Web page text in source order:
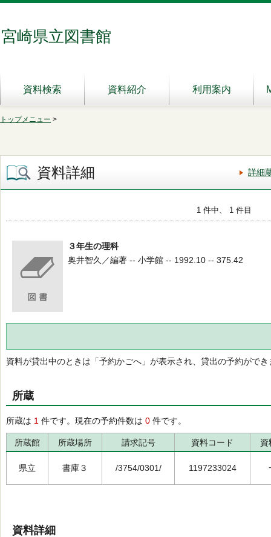
宮崎県立図書館
資料検索 資料紹介 利用案内
トップメニュー >
資料詳細 詳細
1 件中、 1 件目
３年生の理科
奥井智久／編著 -- 小学館 -- 1992.10 -- 375.42
資料が貸出中のときは「予約かごへ」が表示され、貸出の予約ができ
所蔵
所蔵は 1 件です。現在の予約件数は 0 件です。
所蔵館 所蔵場所 請求記号 資料コード 資
県立 書庫３ /3754/0301/ 1197233024
資料詳細